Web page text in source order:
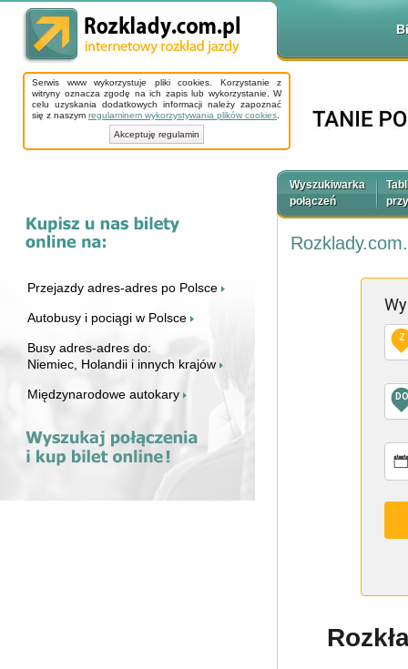
Serwis www wykorzystuje pliki cookies. Korzystanie z
witryny oznacza zgodę na ich zapis lub wykorzystanie. W
celu uzyskania dodatkowych informacji należy zapoznać
się z naszym regulaminem wykorzystywania plików cookies
Akceptuję regulamin
Przejazdy adres-adres po Polsce
Autobusy i pociągi w Polsce
Busy adres-adres do:
Niemiec, Holandii i innych krajów
Międzynarodowe autokary
Wyszukiwarka
połączeń
Z
DO